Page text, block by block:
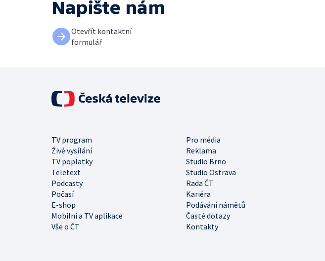
Napište nám
Otevřít kontaktní
formulář
TV program
Pro média
Živé vysílání
Reklama
TV poplatky
Studio Brno
Teletext
Studio Ostrava
Podcasty
Rada ČT
Počasí
Kariéra
E-shop
Podávání námětů
Mobilní a TV aplikace
Časté dotazy
Vše o ČT
Kontakty